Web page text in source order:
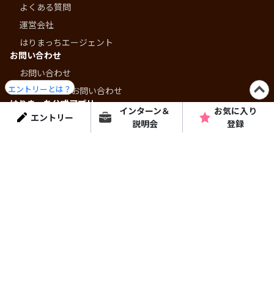
エントリー
エントリーとは？
インターン＆
説明会
お気に入り
登録
よくある質問
運営会社
はりまっちエージェント
お問い合わせ
お問い合わせ
掲載に関するお問い合わせ
はりまっち公式アプリ
- 兵庫・播磨での就活をより快適に -